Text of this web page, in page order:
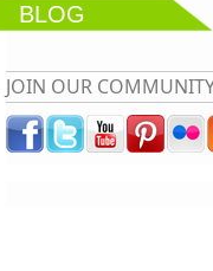
BLOG
JOIN OUR